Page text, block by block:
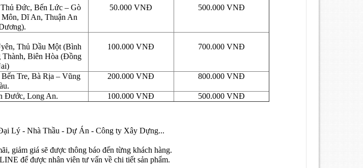
Đức, Bến Lức – Gò
Dĩ An, Thuận An
50.000 VNĐ 500.000 VNĐ
Thủ Dầu Một (Bình
Biên Hòa (Đồng
100.000 VNĐ 700.000 VNĐ
Tre, Bà Rịa – Vũng
200.000 VNĐ 800.000 VNĐ
Đước, Long An. 100.000 VNĐ 500.000 VNĐ
Lý - Nhà Thầu - Dự Án - Công ty Xây Dựng...
giảm giá sẽ được thông báo đến từng khách hàng.
để được nhân viên tư vấn về chi tiết sản phẩm.